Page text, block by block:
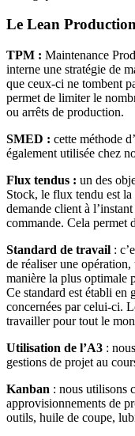
Le Lean
TPM : Maintenance
interne une stratégie de
que ceux-ci ne tombent
permet de limiter le
ou arrêts de production.
SMED : cette méthode
également utilisée chez
Flux tendus : un des
Stock, le flux tendu est la
demande client à
commande. Cela permet
Standard de travail :
de réaliser une
manière la plus optimale
Ce standard est établi en
concernées par celui-ci.
travailler pour tout le
Utilisation de l’A3 :
gestions de projet au
Kanban : nous utilisons
approvisionnements de
outils, huile de coupe,